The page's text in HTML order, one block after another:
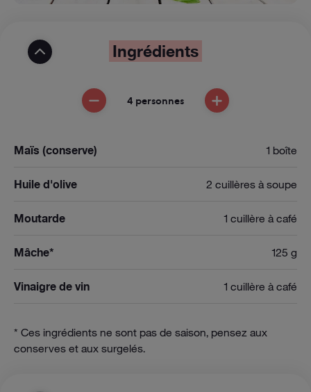
Ingrédients
ENLEVER UNE PERSONNE
4 personnes AJOUTER UNE
Maïs (conserve) 1 boîte
Huile d'olive 2 cuillères à soupe
Moutarde 1 cuillère à café
Mâche* 125 g
Vinaigre de vin 1 cuillère à café
* Ces ingrédients ne sont pas de saison, pensez aux
conserves et aux surgelés.